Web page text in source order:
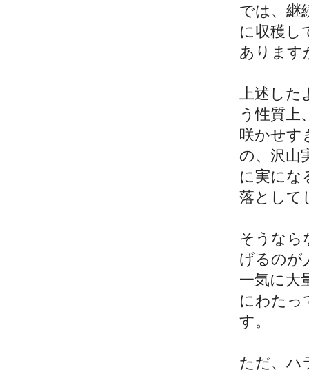
では、継
に収穫し
あります
上述した
う性質上
咲かせす
の、沢山
に実にな
落として
そうなら
げるのが
一気に大
にわたっ
す。
ただ、ハ